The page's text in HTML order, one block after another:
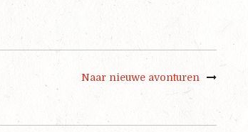
Naar nieuwe avonturen